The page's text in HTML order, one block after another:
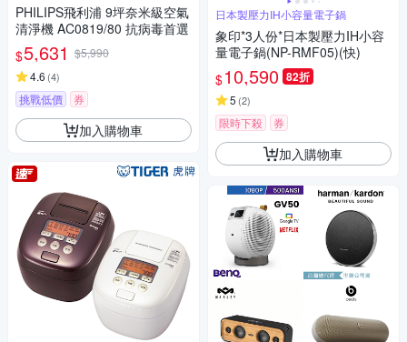
PHILIPS飛利浦 9坪奈米級空氣
清淨機 AC0819/80 抗病毒首選
$5,631 $5,990
4.6 (4)
挑戰低價 券
加入購物車
日本製壓力IH小容量電子鍋
象印*3人份*日本製壓力IH小容
量電子鍋(NP-RMF05)(快)
$10,590 82折
5 (2)
限時下殺 券
加入購物車